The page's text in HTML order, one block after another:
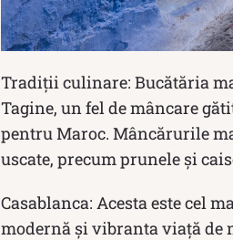
Tradiții culinare: Bucătăria
Tagine, un fel de mâncare
pentru Maroc. Mâncărurile
uscate, precum prunele și
Casablanca: Acesta este cel
modernă și vibranta viață de